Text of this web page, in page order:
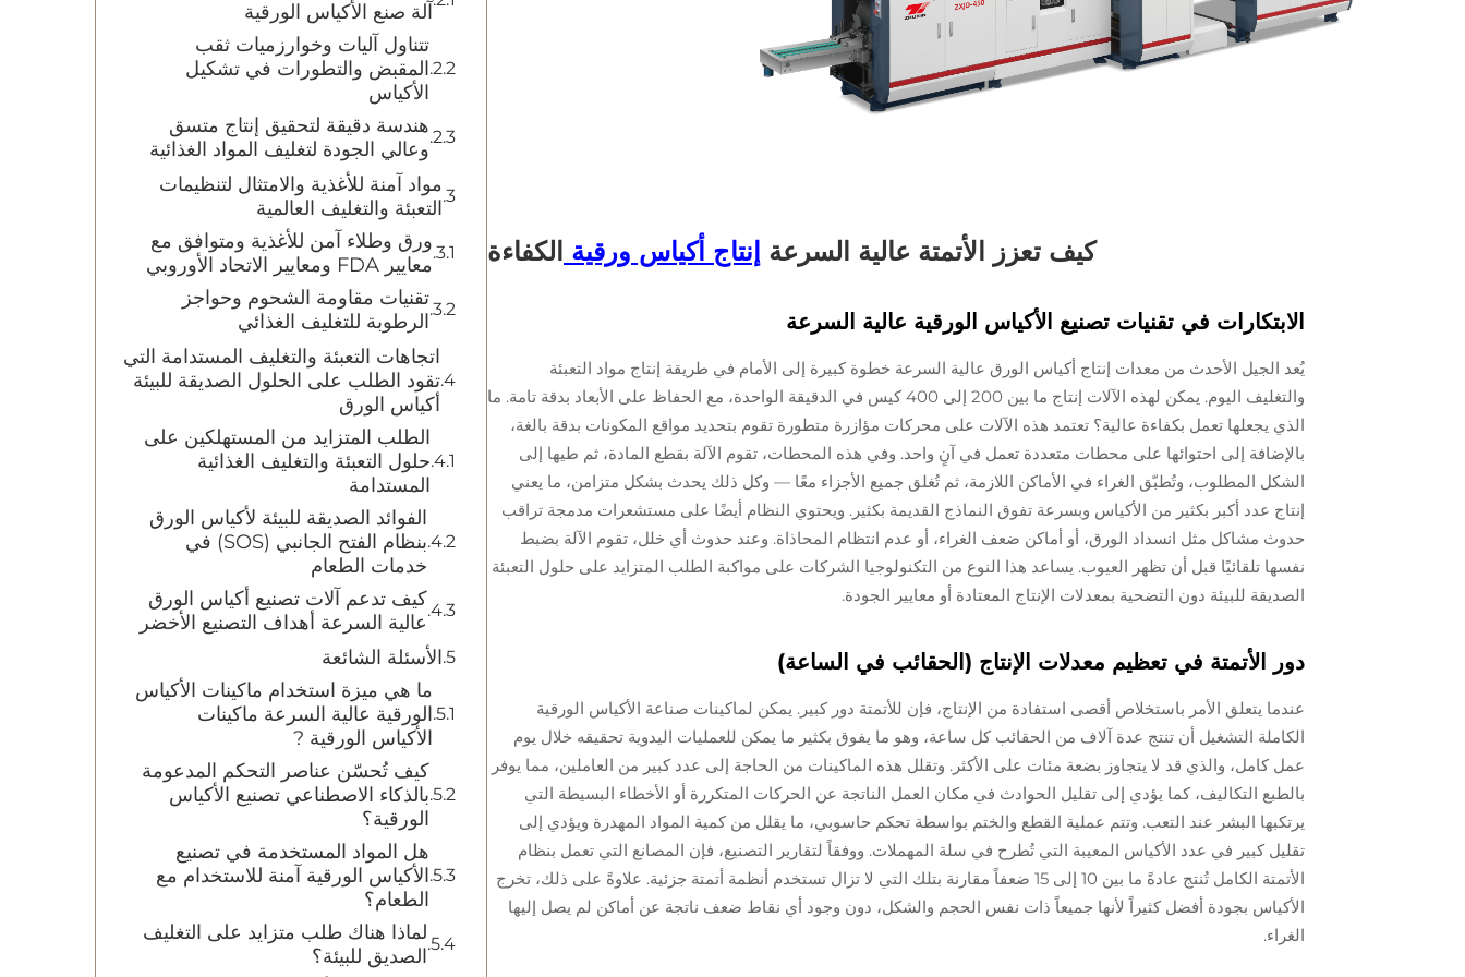
كيف تعزز الأتمتة عالية السرعة إنتاج أكياس ورقية الكفاءة
الابتكارات في تقنيات تصنيع الأكياس الورقية عالية السرعة
يُعد الجيل الأحدث من معدات إنتاج أكياس الورق عالية السرعة خطوة كبيرة إلى الأمام في طريقة إنتاج مواد التعبئة
والتغليف اليوم. يمكن لهذه الآلات إنتاج ما بين 200 إلى 400 كيس في الدقيقة الواحدة، مع الحفاظ على الأبعاد بدقة تامة. ما
الذي يجعلها تعمل بكفاءة عالية؟ تعتمد هذه الآلات على محركات مؤازرة متطورة تقوم بتحديد مواقع المكونات بدقة بالغة،
بالإضافة إلى احتوائها على محطات متعددة تعمل في آنٍ واحد. وفي هذه المحطات، تقوم الآلة بقطع المادة، ثم طيها إلى
الشكل المطلوب، وتُطبّق الغراء في الأماكن اللازمة، ثم تُغلق جميع الأجزاء معًا — وكل ذلك يحدث بشكل متزامن، ما يعني
إنتاج عدد أكبر بكثير من الأكياس وبسرعة تفوق النماذج القديمة بكثير. ويحتوي النظام أيضًا على مستشعرات مدمجة تراقب
حدوث مشاكل مثل انسداد الورق، أو أماكن ضعف الغراء، أو عدم انتظام المحاذاة. وعند حدوث أي خلل، تقوم الآلة بضبط
نفسها تلقائيًا قبل أن تظهر العيوب. يساعد هذا النوع من التكنولوجيا الشركات على مواكبة الطلب المتزايد على حلول التعبئة
الصديقة للبيئة دون التضحية بمعدلات الإنتاج المعتادة أو معايير الجودة.
دور الأتمتة في تعظيم معدلات الإنتاج (الحقائب في الساعة)
عندما يتعلق الأمر باستخلاص أقصى استفادة من الإنتاج، فإن للأتمتة دور كبير. يمكن لماكينات صناعة الأكياس الورقية
الكاملة التشغيل أن تنتج عدة آلاف من الحقائب كل ساعة، وهو ما يفوق بكثير ما يمكن للعمليات اليدوية تحقيقه خلال يوم
عمل كامل، والذي قد لا يتجاوز بضعة مئات على الأكثر. وتقلل هذه الماكينات من الحاجة إلى عدد كبير من العاملين، مما يوفر
بالطبع التكاليف، كما يؤدي إلى تقليل الحوادث في مكان العمل الناتجة عن الحركات المتكررة أو الأخطاء البسيطة التي
يرتكبها البشر عند التعب. وتتم عملية القطع والختم بواسطة تحكم حاسوبي، ما يقلل من كمية المواد المهدرة ويؤدي إلى
تقليل كبير في عدد الأكياس المعيبة التي تُطرح في سلة المهملات. ووفقاً لتقارير التصنيع، فإن المصانع التي تعمل بنظام
الأتمتة الكامل تُنتج عادةً ما بين 10 إلى 15 ضعفاً مقارنة بتلك التي لا تزال تستخدم أنظمة أتمتة جزئية. علاوةً على ذلك، تخرج
الأكياس بجودة أفضل كثيراً لأنها جميعاً ذات نفس الحجم والشكل، دون وجود أي نقاط ضعف ناتجة عن أماكن لم يصل إليها
الغراء.
آلة صنع الأكياس الورقية
تتناول آليات وخوارزميات ثقب
المقبض والتطورات في تشكيل
الأكياس
هندسة دقيقة لتحقيق إنتاج متسق
وعالي الجودة لتغليف المواد الغذائية
مواد آمنة للأغذية والامتثال لتنظيمات
التعبئة والتغليف العالمية
ورق وطلاء آمن للأغذية ومتوافق مع
معايير FDA ومعايير الاتحاد الأوروبي
تقنيات مقاومة الشحوم وحواجز
الرطوبة للتغليف الغذائي
اتجاهات التعبئة والتغليف المستدامة التي
تقود الطلب على الحلول الصديقة للبيئة
أكياس الورق
الطلب المتزايد من المستهلكين على
حلول التعبئة والتغليف الغذائية
المستدامة
الفوائد الصديقة للبيئة لأكياس الورق
بنظام الفتح الجانبي (SOS) في
خدمات الطعام
كيف تدعم آلات تصنيع أكياس الورق
عالية السرعة أهداف التصنيع الأخضر
الأسئلة الشائعة
ما هي ميزة استخدام ماكينات الأكياس
الورقية عالية السرعة ماكينات
الأكياس الورقية ?
كيف تُحسّن عناصر التحكم المدعومة
بالذكاء الاصطناعي تصنيع الأكياس
الورقية؟
هل المواد المستخدمة في تصنيع
الأكياس الورقية آمنة للاستخدام مع
الطعام؟
لماذا هناك طلب متزايد على التغليف
الصديق للبيئة؟